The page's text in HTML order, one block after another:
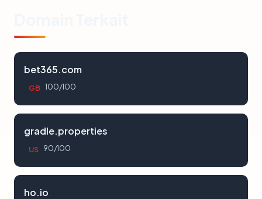
bet365.com
GB 100/100
gradle.properties
US 90/100
ho.io